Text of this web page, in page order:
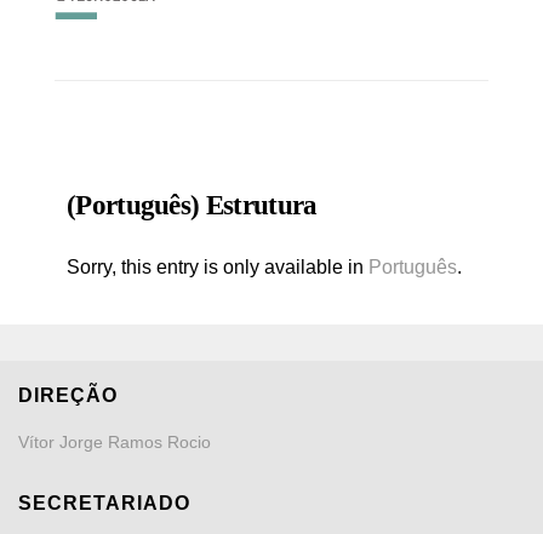
(Português) Estrutura
Sorry, this entry is only available in Português.
DIREÇÃO
Vítor Jorge Ramos Rocio
SECRETARIADO